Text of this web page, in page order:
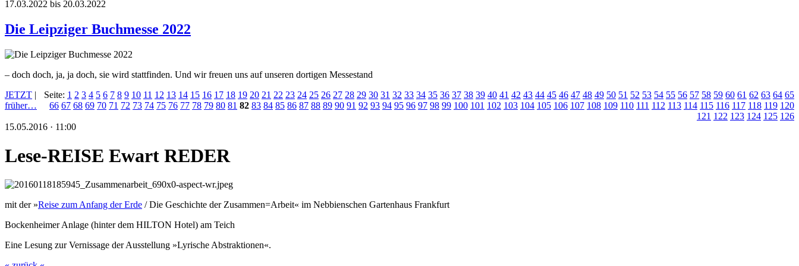
17.03.2022 bis 20.03.2022
Die Leipziger Buchmesse 2022
– doch doch, ja, ja doch, sie wird stattfinden. Und wir freuen uns auf unseren dortigen Messestand
JETZT |
früher…
Seite: 1 2 3 4 5 6 7 8 9 10 11 12 13 14 15 16 17 18 19 20 21 22 23 24 25 26 27 28 29 30 31 32 33 34 35 36 37 38 39 40 41 42 43 44 45 46 47 48 49 50 51 52 53 54 55 56 57 58 59 60 61 62 63 64 65
66 67 68 69 70 71 72 73 74 75 76 77 78 79 80 81 82 83 84 85 86 87 88 89 90 91 92 93 94 95 96 97 98 99 100 101 102 103 104 105 106 107 108 109 110 111 112 113 114 115 116 117 118 119 120
121 122 123 124 125 126
15.05.2016 · 11:00
Lese-REISE Ewart REDER
mit der »Reise zum Anfang der Erde / Die Geschichte der Zusammen=Arbeit« im Nebbienschen Gartenhaus Frankfurt
Bockenheimer Anlage (hinter dem HILTON Hotel) am Teich
Eine Lesung zur Vernissage der Ausstellung »Lyrische Abstraktionen«.